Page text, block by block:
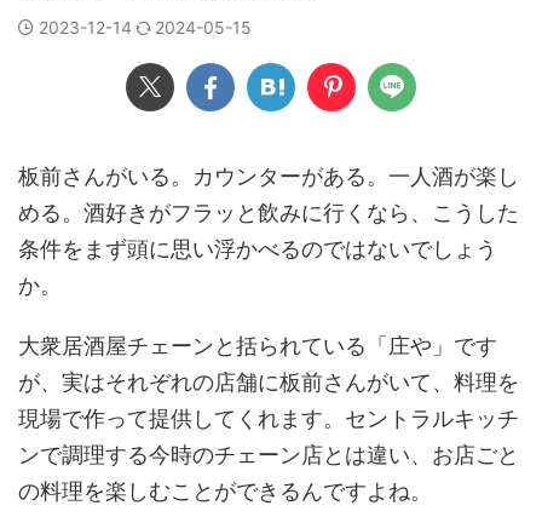
2023-12-14 2024-05-15
板前さんがいる。カウンターがある。一人酒が楽し
める。酒好きがフラッと飲みに行くなら、こうした
条件をまず頭に思い浮かべるのではないでしょう
か。
大衆居酒屋チェーンと括られている「庄や」です
が、実はそれぞれの店舗に板前さんがいて、料理を
現場で作って提供してくれます。セントラルキッチ
ンで調理する今時のチェーン店とは違い、お店ごと
の料理を楽しむことができるんですよね。